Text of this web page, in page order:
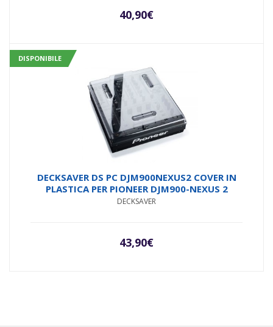
40,90€
DISPONIBILE
DECKSAVER DS PC DJM900NEXUS2 COVER IN
PLASTICA PER PIONEER DJM900-NEXUS 2
DECKSAVER
43,90€